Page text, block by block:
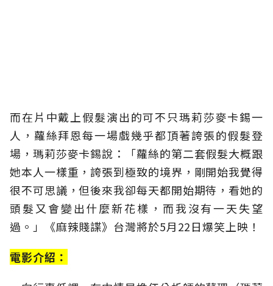
而在片中戴上假髮演出的可不只瑪莉莎麥卡錫一
人，蘿絲拜恩每一場戲幾乎都頂著誇張的假髮登
場，瑪莉莎麥卡錫說：「蘿絲的第二套假髮大概跟
她本人一樣重，誇張到極致的境界，剛開始我覺得
很不可思議，但後來我卻每天都開始期待，看她的
頭髮又會變出什麼新花樣，而我沒有一天失望
過。」《麻辣賤諜》 台灣將於5月22日爆笑上映！
電影介紹：